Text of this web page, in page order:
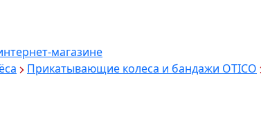
магазине
Прикатывающие колеса и бандажи OTICO